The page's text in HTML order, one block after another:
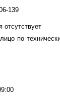
139
лицо по